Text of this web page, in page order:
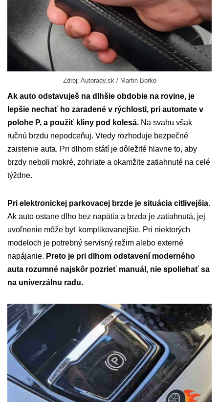
Zdroj: Autorady.sk / Martin Borko
Ak auto odstavuješ na dlhšie obdobie na rovine, je
lepšie nechať ho zaradené v rýchlosti, pri automate v
polohe P, a použiť kliny pod kolesá. Na svahu však
ručnú brzdu nepodceňuj. Vtedy rozhoduje bezpečné
zaistenie auta. Pri dlhom státí je dôležité hlavne to, aby
brzdy neboli mokré, zohriate a okamžite zatiahnuté na celé
týždne.
Pri elektronickej parkovacej brzde je situácia citlivejšia.
Ak auto ostane dlho bez napätia a brzda je zatiahnutá, jej
uvoľnenie môže byť komplikovanejšie. Pri niektorých
modeloch je potrebný servisný režim alebo externé
napájanie. Preto je pri dlhom odstavení moderného
auta rozumné najskôr pozrieť manuál, nie spoliehať sa
na univerzálnu radu.